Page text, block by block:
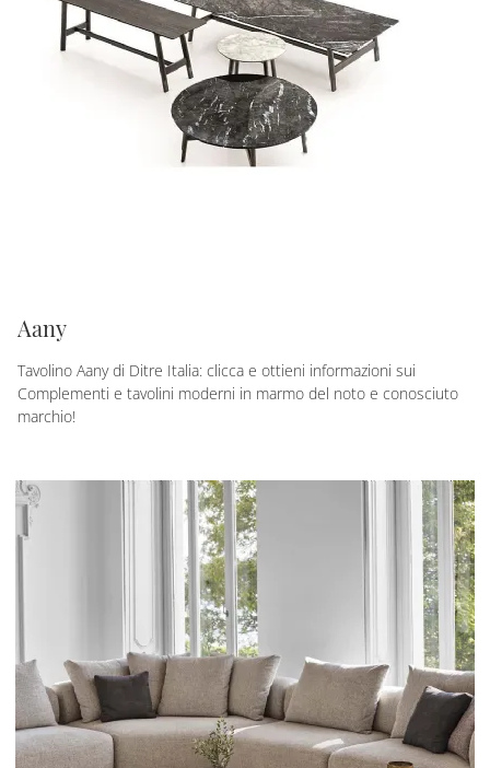
Aany
Tavolino Aany di Ditre Italia: clicca e ottieni informazioni sui
Complementi e tavolini moderni in marmo del noto e conosciuto
marchio!